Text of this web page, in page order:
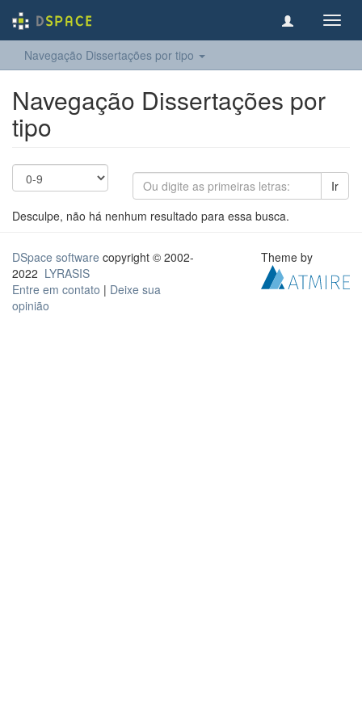
Navegação Dissertações por tipo
Navegação Dissertações por
tipo
Ir
Desculpe, não há nenhum resultado para essa busca.
DSpace software copyright © 2002-
2022 LYRASIS
Entre em contato | Deixe sua
opinião
Theme by